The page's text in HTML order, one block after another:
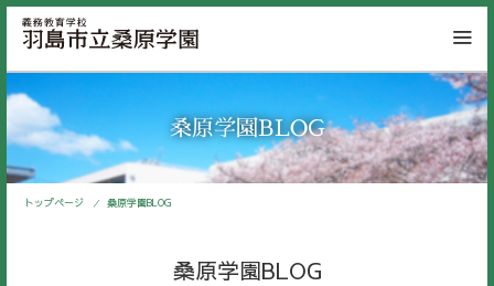
桑原学園BLOG
トップページ 桑原学園BLOG
桑原学園BLOG